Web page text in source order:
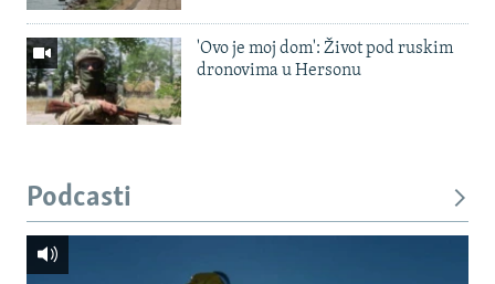
'Ovo je moj dom': Život pod ruskim
dronovima u Hersonu
Podcasti